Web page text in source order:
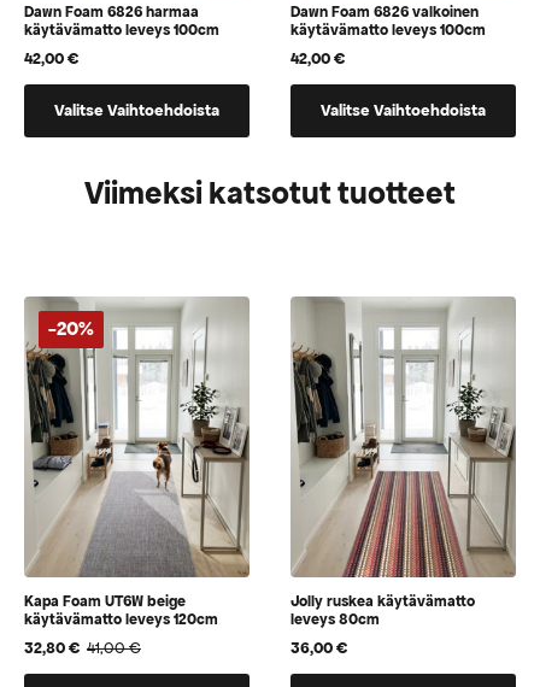
Dawn Foam 6826 harmaa
käytävämatto leveys 100cm
42,00€
Valitse Vaihtoehdoista
tuotteella
vaihtoehtoja,
sivulla
Dawn Foam 6826 valkoinen
käytävämatto leveys 100cm
42,00€
Valitse Vaihtoehdoista
tuotteella
vaihtoehtoja,
jotka
Viimeksi katsotut tuotteet
-20%
Kapa Foam UT6W beige
käytävämatto leveys 120cm
41,00€
Alkuperäinen
hinta
32,80€
Nykyinen
hinta
Jolly ruskea käytävämatto
leveys 80cm
36,00€